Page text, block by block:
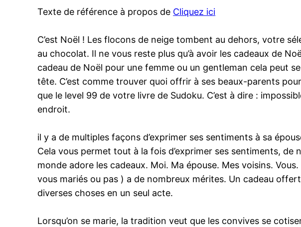
Texte de référence à propos de Cliquez ici
C’est Noël ! Les flocons de neige tombent au dehors, votre
au chocolat. Il ne vous reste plus qu’à avoir les cadeaux de
cadeau de Noël pour une femme ou un gentleman cela peut
tête. C’est comme trouver quoi offrir à ses beaux-parents
que le level 99 de votre livre de Sudoku. C’est à dire :
endroit.
il y a de multiples façons d’exprimer ses sentiments à sa
Cela vous permet tout à la fois d’exprimer ses sentiments,
monde adore les cadeaux. Moi. Ma épouse. Mes voisins.
vous mariés ou pas ) a de nombreux mérites. Un cadeau
diverses choses en un seul acte.
Lorsqu’on se marie, la tradition veut que les convives se